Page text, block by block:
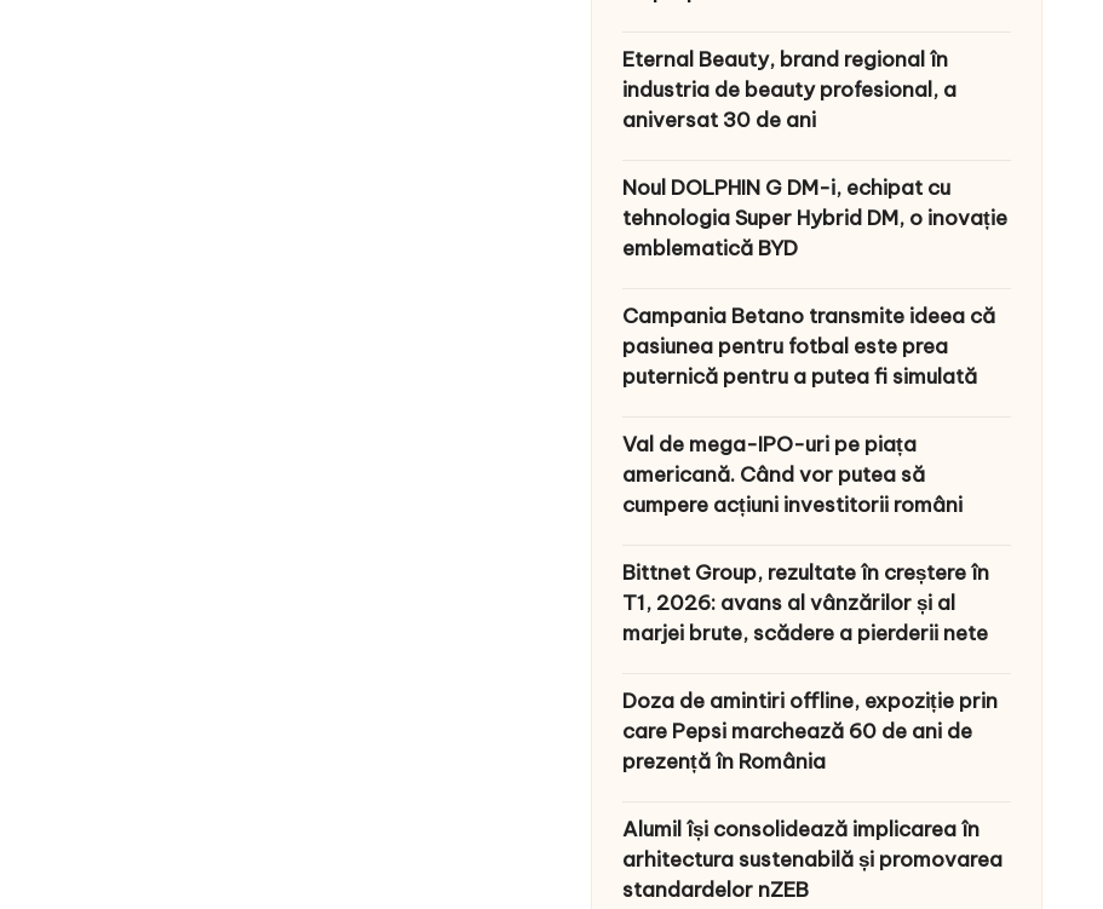
Eternal Beauty, brand regional în
industria de beauty profesional, a
aniversat 30 de ani
Noul DOLPHIN G DM-i, echipat cu
tehnologia Super Hybrid DM, o inovație
emblematică BYD
Campania Betano transmite ideea că
pasiunea pentru fotbal este prea
puternică pentru a putea fi simulată
Val de mega-IPO-uri pe piața
americană. Când vor putea să
cumpere acțiuni investitorii români
Bittnet Group, rezultate în creștere în
T1, 2026: avans al vânzărilor și al
marjei brute, scădere a pierderii nete
Doza de amintiri offline, expoziție prin
care Pepsi marchează 60 de ani de
prezență în România
Alumil își consolidează implicarea în
arhitectura sustenabilă și promovarea
standardelor nZEB